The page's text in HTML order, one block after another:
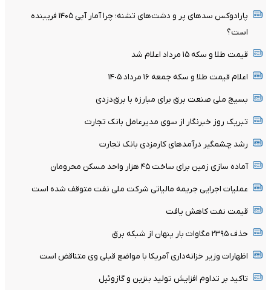
پارادوکس سدهای پر و دشت‌های تشنه؛ چرا آمار آبی ۱۴۰۵ فریبنده
است؟
قیمت طلا و سکه ۱۵ مرداد اعلام شد
اعلام قیمت طلا و سکه جمعه ١۶ مرداد ١۴٠۵
بسیج ملی صنعت برق برای مبارزه با برق‌دزدی
تبریک روز خبرنگار از سوی مدیرعامل بانک تجارت
رشد چشمگیر درآمدهای کارمزدی بانک تجارت
آماده سازی زمین برای ساخت ۴۵ هزار واحد مسکن محرومان
عملیات اجرایی جریمه مالیاتی شرکت ملی نفت متوقف شده است
قیمت نفت کاهش یافت
حذف ۲۳۹۵ مگاوات بار پنهان از شبکه برق
اظهارات وزیر خزانه‌داری آمریکا با مواضع قبلی وی متناقض است
تاکید بر تداوم افزایش تولید بنزین و گازوئیل